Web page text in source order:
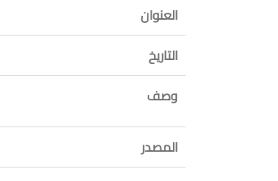
العنوان
التاريخ
وصف
المصدر